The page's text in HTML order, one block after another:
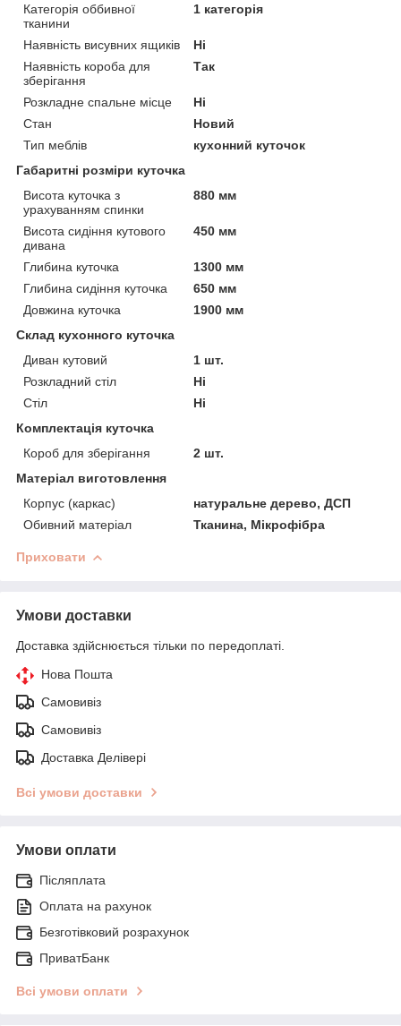
Категорія оббивної
тканини
1 категорія
Наявність висувних ящиків
Ні
Наявність короба для
зберігання
Так
Розкладне спальне місце
Ні
Стан
Новий
Тип меблів
кухонний куточок
Габаритні розміри куточка
Висота куточка з
урахуванням спинки
880 мм
Висота сидіння кутового
дивана
450 мм
Глибина куточка
1300 мм
Глибина сидіння куточка
650 мм
Довжина куточка
1900 мм
Склад кухонного куточка
Диван кутовий
1 шт.
Розкладний стіл
Ні
Стіл
Ні
Комплектація куточка
Короб для зберігання
2 шт.
Матеріал виготовлення
Корпус (каркас)
натуральне дерево, ДСП
Обивний матеріал
Тканина, Мікрофібра
Приховати
Умови доставки
Доставка здійснюється тільки по передоплаті.
Нова Пошта
Самовивіз
Самовивіз
Доставка Делівері
Всі умови доставки
Умови оплати
Післяплата
Оплата на рахунок
Безготівковий розрахунок
ПриватБанк
Всі умови оплати